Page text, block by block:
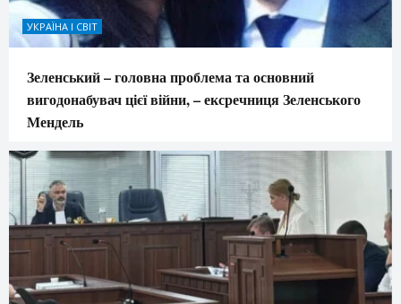
УКРАЇНА І СВІТ
Зеленський – головна проблема та основний
вигодонабувач цієї війни, – ексречниця Зеленського
Мендель